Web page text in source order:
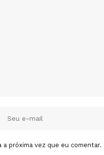
a próxima vez que eu comentar.